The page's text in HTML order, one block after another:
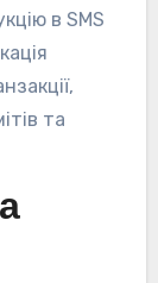
в SMS
та